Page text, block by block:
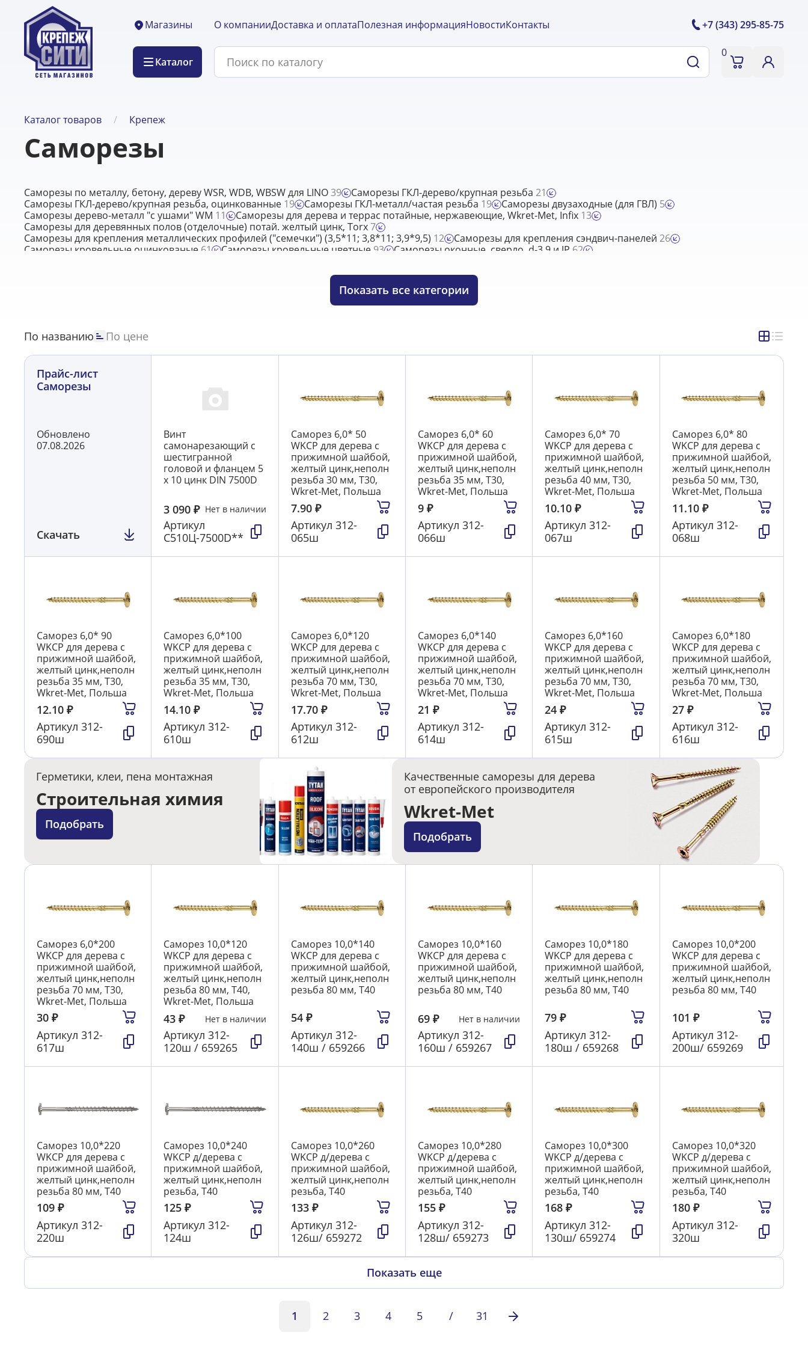
Магазины
Каталог
О компанииДоставка и оплатаПолезная информацияНовостиКонтакты +7 (343) 295-85-75
0
Каталог товаров Крепеж
Саморезы
Саморезы по металлу, бетону, дереву WSR, WDB, WBSW для LINO39 Саморезы ГКЛ-дерево/крупная резьба 21
Саморезы ГКЛ-дерево/крупная резьба, оцинкованные 19 Саморезы ГКЛ-металл/частая резьба 19 Саморезы двузаходные (для ГВЛ) 5
Саморезы дерево-металл "с ушами" WM 11 Саморезы для дерева и террас потайные, нержавеющие, Wkret-Met, Infix 13
Саморезы для деревянных полов (отделочные) потай. желтый цинк, Torx7
Саморезы для крепления металлических профилей ("семечки") (3,5*11; 3,8*11; 3,9*9,5) 12 Саморезы для крепления сэндвич-панелей 26
Саморезы кровельные оцинкованые 61 Саморезы кровельные цветные 93 Саморезы оконные, сверло, d-3,9 и JP 62
Саморезы по дереву конструкционные WKCS, потай, Torx, Wkret-Met15 Саморезы по дереву потай, желтый цинк, Torx, Wkret-Met
Саморезы потай сверлоконечные оцинк.
Саморезы прессшайба сверлоконечные15 Саморезы прессшайба сверлоконечные цветные
Показать все категории
По названию По цене
Прайс-лист
Саморезы
Обновлено
07.08.2026
Скачать
Винт
самонарезающий с
шестигранной
головой и фланцем 5
х 10 цинк DIN 7500D
3 090₽ Нет в наличии
Артикул
С510Ц-7500D**
Саморез 6,0* 50
WKCP для дерева с
прижимной шайбой,
желтый цинк,неполн
резьба 30 мм, T30,
Wkret-Met, Польша
7.90 ₽
Артикул 312-
065ш
Саморез 6,0* 60
WKCP для дерева с
прижимной шайбой,
желтый цинк,неполн
резьба 35 мм, T30,
Wkret-Met, Польша
9 ₽
Артикул 312-
066ш
Саморез 6,0* 70
WKCP для дерева с
прижимной шайбой,
желтый цинк,неполн
резьба 40 мм, T30,
Wkret-Met, Польша
10.10₽
Артикул312-
067ш
Саморез 6,0* 80
WKCP для дерева с
прижимной шайбой,
желтый цинк,неполн
резьба 50 мм, T30,
Wkret-Met, Польша
11.10 ₽
Артикул 312-
068ш
Саморез 6,0* 90
WKCP для дерева с
прижимной шайбой,
желтый цинк,неполн
резьба 35 мм, T30,
Wkret-Met, Польша
12.10 ₽
Артикул 312-
690ш
Саморез 6,0*100
WKCP для дерева с
прижимной шайбой,
желтый цинк,неполн
резьба 35 мм, T30,
Wkret-Met, Польша
14.10₽
Артикул312-
610ш
Саморез 6,0*120
WKCP для дерева с
прижимной шайбой,
желтый цинк,неполн
резьба 70 мм, T30,
Wkret-Met, Польша
17.70 ₽
Артикул 312-
612ш
Саморез 6,0*140
WKCP для дерева с
прижимной шайбой,
желтый цинк,неполн
резьба 70 мм, T30,
Wkret-Met, Польша
21 ₽
Артикул 312-
614ш
Саморез 6,0*160
WKCP для дерева с
прижимной шайбой,
желтый цинк,неполн
резьба 70 мм, T30,
Wkret-Met, Польша
24₽
Артикул312-
615ш
Саморез 6,0*180
WKCP для дерева с
прижимной шайбой,
желтый цинк,неполн
резьба 70 мм, T30,
Wkret-Met, Польша
27 ₽
Артикул 312-
616ш
Герметики, клеи, пена монтажная
Строительная химия
Подобрать
Качественные саморезы для дерева
от европейского производителя
Wkret-Met
Подобрать
Саморез 6,0*200
WKCP для дерева с
прижимной шайбой,
желтый цинк,неполн
резьба 70 мм, T30,
Wkret-Met, Польша
30 ₽
Артикул 312-
617ш
Саморез 10,0*120
WKCP для дерева с
прижимной шайбой,
желтый цинк,неполн
резьба 80 мм, T40,
Wkret-Met, Польша
43₽ Нет в наличии
Артикул312-
120ш / 659265
Саморез 10,0*140
WKCP для дерева с
прижимной шайбой,
желтый цинк,неполн
резьба 80 мм, T40
54 ₽
Артикул 312-
140ш / 659266
Саморез 10,0*160
WKCP для дерева с
прижимной шайбой,
желтый цинк,неполн
резьба 80 мм, T40
69 ₽ Нет в наличии
Артикул 312-
160ш / 659267
Саморез 10,0*180
WKCP для дерева с
прижимной шайбой,
желтый цинк,неполн
резьба 80 мм, T40
79₽
Артикул312-
180ш / 659268
Саморез 10,0*200
WKCP для дерева с
прижимной шайбой,
желтый цинк,неполн
резьба 80 мм, T40
101 ₽
Артикул 312-
200ш/ 659269
Саморез 10,0*220
WKCP для дерева с
прижимной шайбой,
желтый цинк,неполн
резьба 80 мм, T40
109 ₽
Артикул 312-
220ш
Саморез 10,0*240
WKCP д/дерева с
прижимной шайбой,
желтый цинк,неполн
резьба, T40
125₽
Артикул312-
124ш
Саморез 10,0*260
WKCP д/дерева с
прижимной шайбой,
желтый цинк,неполн
резьба, T40
133 ₽
Артикул 312-
126ш/ 659272
Саморез 10,0*280
WKCP д/дерева с
прижимной шайбой,
желтый цинк,неполн
резьба, T40
155 ₽
Артикул 312-
128ш/ 659273
Саморез 10,0*300
WKCP д/дерева с
прижимной шайбой,
желтый цинк,неполн
резьба, T40
168₽
Артикул312-
130ш/ 659274
Саморез 10,0*320
WKCP д/дерева с
прижимной шайбой,
желтый цинк,неполн
резьба, T40
180 ₽
Артикул 312-
320ш
Показать еще
1 2 3 4 5 / 31